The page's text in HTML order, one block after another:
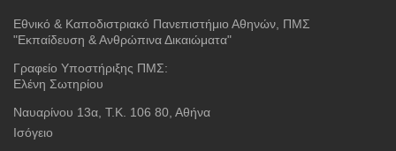
Εθνικό & Καποδιστριακό Πανεπιστήμιο Αθηνών, ΠΜΣ
"Εκπαίδευση & Ανθρώπινα Δικαιώματα"
Γραφείο Υποστήριξης ΠΜΣ:
Ελένη Σωτηρίου
Ναυαρίνου 13α, Τ.Κ. 106 80, Αθήνα
Ισόγειο